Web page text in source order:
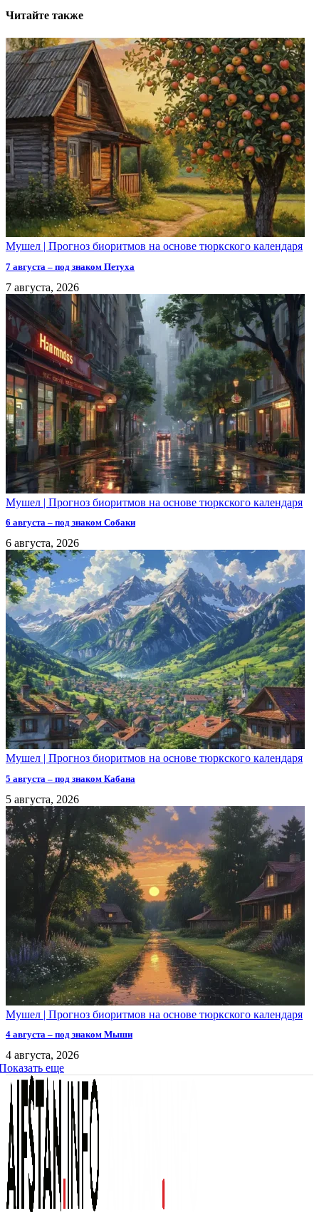
Читайте также
Мушел | Прогноз биоритмов на основе тюркского календаря
7 августа – под знаком Петуха
7 августа, 2026
Мушел | Прогноз биоритмов на основе тюркского календаря
6 августа – под знаком Собаки
6 августа, 2026
Мушел | Прогноз биоритмов на основе тюркского календаря
5 августа – под знаком Кабана
5 августа, 2026
Мушел | Прогноз биоритмов на основе тюркского календаря
4 августа – под знаком Мыши
4 августа, 2026
еще